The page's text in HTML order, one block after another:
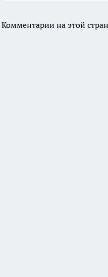
Комментарии на этой